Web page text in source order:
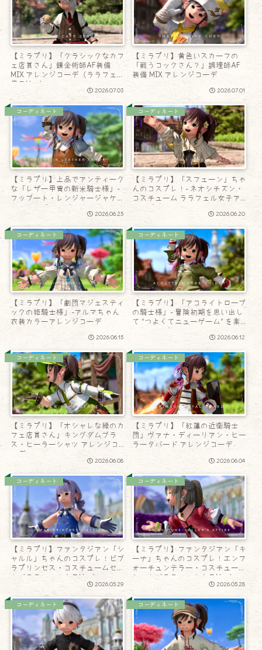
【ミラプリ】「クラシックなカフ
ェ店員さん」錬金術師AF装備
MIX アレンジコーデ（ララフェル
男子Ver.）
2026.07.03
【ミラプリ】黄色いスカーフの
「戦うコックさん？」調理師AF
装備 MIX アレンジコーデ
2026.07.01
コーディネート
【ミラプリ】上品でアンティーク
な「レザー甲冑の新米騎士様」-
フッブート・レンジャージャケッ
トアレンジコーデ
2026.06.25
コーディネート
【ミラプリ】「スフェーン」ちゃ
んのコスプレ！- ネオシチズン・
コスチューム ララフェル女子ア
レンジ
2026.06.20
コーディネート
【ミラプリ】「劇団マジェスティ
ックの姫騎士様」-アルマちゃん
衣装カラーアレンジコーデ
2026.06.15
コーディネート
【ミラプリ】「アコライトローブ
の騎士様」- 冒険初期を思い出し
て “つよくてニューゲーム” を楽
しむコーデ
2026.06.12
コーディネート
【ミラプリ】「オシャレな緑のカ
フェ店員さん」キングダムブラ
ス・ヒーラーシャツ アレンジコ
ーデ
2026.06.08
コーディネート
【ミラプリ】「紅蓮の近衛騎士
団」ヴァナ・ディーリアン・ヒー
ラータバード アレンジコーデ
2026.06.04
コーディネート
【ミラプリ】ファンタジアン「シ
ャルル」ちゃんのコスプレ！ビブ
ラプリンセス・コスチュームセッ
ト（ララフェル女子Ver.）
2026.05.29
コーディネート
【ミラプリ】ファンタジアン「キ
ーナ」ちゃんのコスプレ！エンフ
ォーチュンテラー・コスチューム
セット（ララフェル女子Ver.）
2026.05.28
コーディネート コーディネート